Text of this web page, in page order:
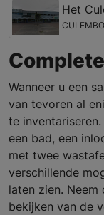
Het
Wanneer u een
van tevoren al
te
een bad, een
met twee
verschillende
laten zien.
bekijken van de